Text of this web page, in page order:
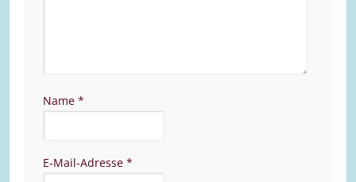
Name *
E-Mail-Adresse *